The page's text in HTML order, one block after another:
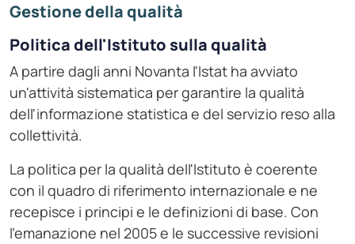
Gestione della qualità
Politica dell'Istituto sulla qualità
A partire dagli anni Novanta l'Istat ha avviato
un'attività sistematica per garantire la qualità
dell'informazione statistica e del servizio reso alla
collettività.
La politica per la qualità dell'Istituto è coerente
con il quadro di riferimento internazionale e ne
recepisce i principi e le definizioni di base. Con
l'emanazione nel 2005 e le successive revisioni